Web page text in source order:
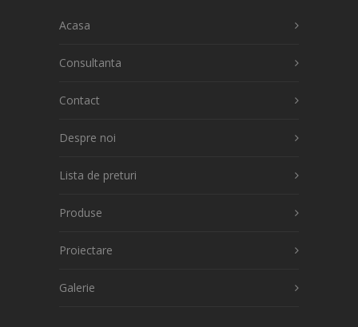
Acasa
Consultanta
Contact
Despre noi
Lista de preturi
Produse
Proiectare
Galerie